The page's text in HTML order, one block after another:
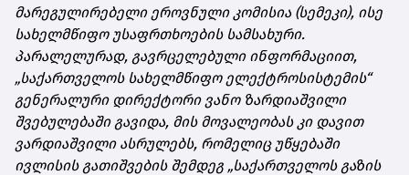
მარეგულირებელი ეროვნული კომისია (სემეკი), ისე
სახელმწიფო უსაფრთხოების სამსახური.
პარალელურად, გავრცელებული ინფორმაციით,
„საქართველოს სახელმწიფო ელექტროსისტემის“
გენერალური დირექტორი ვანო ზარდიაშვილი
შვებულებაში გავიდა, მის მოვალეობას კი დავით
ვარდიაშვილი ასრულებს, რომელიც უწყებაში
ივლისის გათიშვების შემდეგ „საქართველოს გაზის